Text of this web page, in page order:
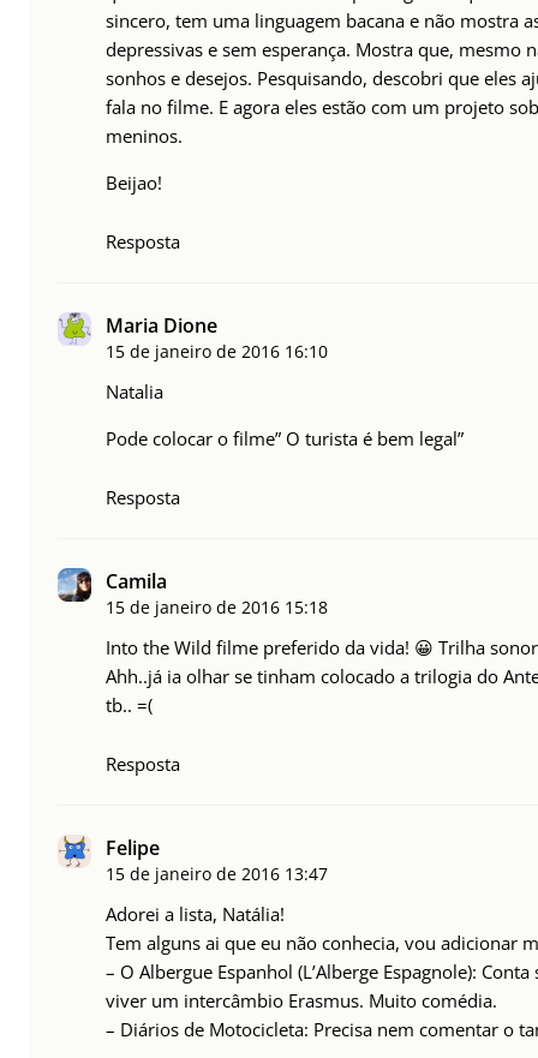
sincero, tem uma linguagem bacana e não mostra
depressivas e sem esperança. Mostra que, mesmo
sonhos e desejos. Pesquisando, descobri que eles
fala no filme. E agora eles estão com um projeto
meninos.
Beijao!
Resposta
Maria Dione
15 de janeiro de 2016 16:10
Natalia
Pode colocar o filme” O turista é bem legal”
Resposta
Camila
15 de janeiro de 2016 15:18
Into the Wild filme preferido da vida! 😀 Trilha
Ahh..já ia olhar se tinham colocado a trilogia do
tb.. =(
Resposta
Felipe
15 de janeiro de 2016 13:47
Adorei a lista, Natália!
Tem alguns ai que eu não conhecia, vou adicionar
– O Albergue Espanhol (L’Alberge Espagnole):
viver um intercâmbio Erasmus. Muito comédia.
– Diários de Motocicleta: Precisa nem comentar o